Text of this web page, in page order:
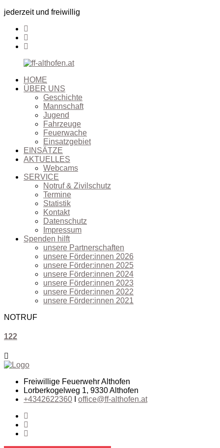
jederzeit und freiwillig
HOME
ÜBER UNS
Geschichte
Mannschaft
Jugend
Fahrzeuge
Feuerwache
Einsatzgebiet
EINSÄTZE
AKTUELLES
Webcams
SERVICE
Notruf & Zivilschutz
Termine
Statistik
Kontakt
Datenschutz
Impressum
Spenden hilft
unsere Partnerschaften
unsere Förder:innen 2026
unsere Förder:innen 2025
unsere Förder:innen 2024
unsere Förder:innen 2023
unsere Förder:innen 2022
unsere Förder:innen 2021
NOTRUF
122
Freiwillige Feuerwehr Althofen
Lorberkogelweg 1, 9330 Althofen
+4342622360
office@ff-althofen.at